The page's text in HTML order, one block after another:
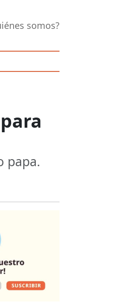
somos?
papa.